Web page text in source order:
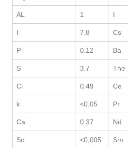
AL 1 I
I 7.8 Cs
P 0.12 Ba
S 3.7 The
Cl 0.49 Ce
k <0,05 Pr
Ca 0.37 Nd
Sc <0,005 Sm